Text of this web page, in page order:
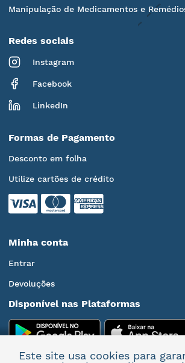
Manipulação de Medicamentos e
Redes sociais
Instagram
Facebook
LinkedIn
Formas de Pagamento
Desconto em folha
Utilize cartões de crédito
Minha conta
Entrar
Devoluções
Disponível nas Plataformas
Este site usa cookies para